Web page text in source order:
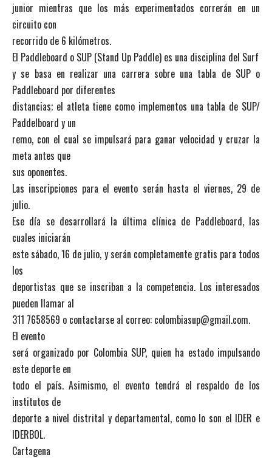
junior mientras que los más experimentados correrán en un
circuito con
recorrido de 6 kilómetros.
El Paddleboard o SUP (Stand Up Paddle) es una disciplina del Surf
y se basa en realizar una carrera sobre una tabla de SUP o
Paddleboard por diferentes
distancias; el atleta tiene como implementos una tabla de SUP/
Paddelboard y un
remo, con el cual se impulsará para ganar velocidad y cruzar la
meta antes que
sus oponentes.
Las inscripciones para el evento serán hasta el viernes, 29 de
julio.
Ese día se desarrollará la última clínica de Paddleboard, las
cuales iniciarán
este sábado, 16 de julio, y serán completamente gratis para todos
los
deportistas que se inscriban a la competencia. Los interesados
pueden llamar al
311 7658569 o contactarse al correo: colombiasup@gmail.com.
El evento
será organizado por Colombia SUP, quien ha estado impulsando
este deporte en
todo el país. Asimismo, el evento tendrá el respaldo de los
institutos de
deporte a nivel distrital y departamental, como lo son el IDER e
IDERBOL.
Cartagena